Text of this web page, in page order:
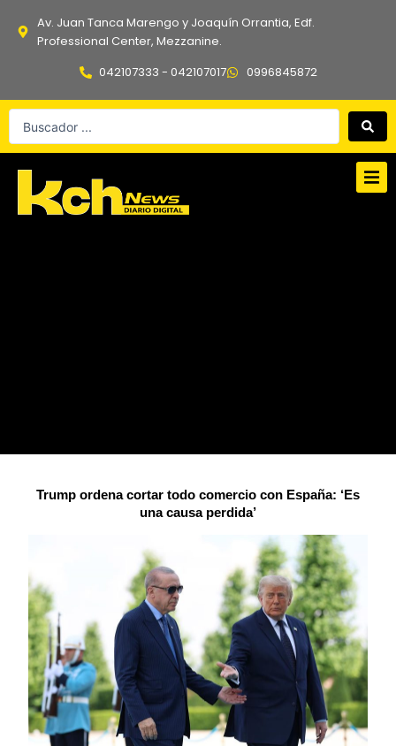
Av. Juan Tanca Marengo y Joaquín Orrantia, Edf.
Professional Center, Mezzanine.
042107333 - 042107017
0996845872
Search
Trump ordena cortar todo comercio con España: ‘Es
una causa perdida’